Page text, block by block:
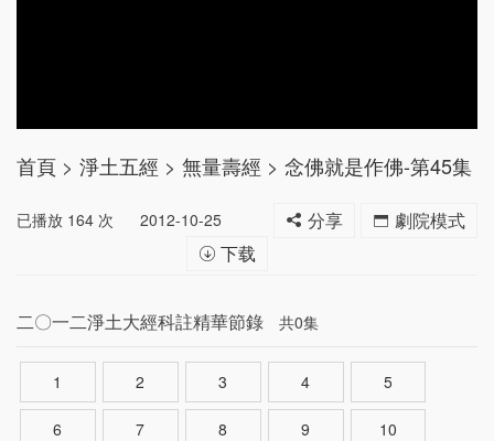
首頁 > 淨土五經 > 無量壽經 > 念佛就是作佛-第45集
已播放 164 次 2012-10-25 劇院模式
分享
下载
二〇一二淨土大經科註精華節錄 共0集
1 2 3 4 5
6 7 8 9 10